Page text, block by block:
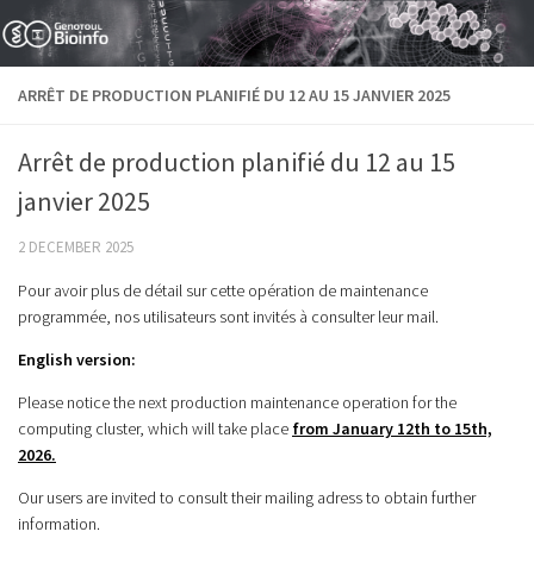
Skip to content
ARRÊT DE PRODUCTION PLANIFIÉ DU 12 AU 15 JANVIER 2025
Arrêt de production planifié du 12 au 15
janvier 2025
2 DECEMBER 2025
Pour avoir plus de détail sur cette opération de maintenance
programmée, nos utilisateurs sont invités à consulter leur mail.
English version:
Please notice the next production maintenance operation for the
computing cluster, which will take place from January 12th to 15th,
2026.
Our users are invited to consult their mailing adress to obtain further
information.